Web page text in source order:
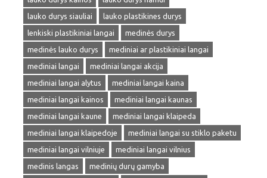
lauko durys siauliai
lauko plastikines durys
lenkiski plastikiniai langai
medinės durys
medinės lauko durys
mediniai ar plastikiniai langai
mediniai langai
mediniai langai akcija
mediniai langai alytus
mediniai langai kaina
mediniai langai kainos
mediniai langai kaunas
mediniai langai kaune
mediniai langai klaipeda
mediniai langai klaipedoje
mediniai langai su stiklo paketu
mediniai langai vilniuje
mediniai langai vilnius
medinis langas
medinių durų gamyba